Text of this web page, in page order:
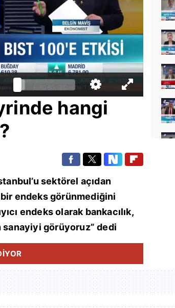
hangi
sektörel açıdan
endeks görünmediğini
endeks olarak bankacılık,
sanayiyi görüyoruz” dedi